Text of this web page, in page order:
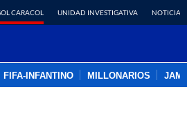
CARACOL UNIDAD INVESTIGATIVA NOTICIAS
FIFA-INFANTINO MILLONARIOS